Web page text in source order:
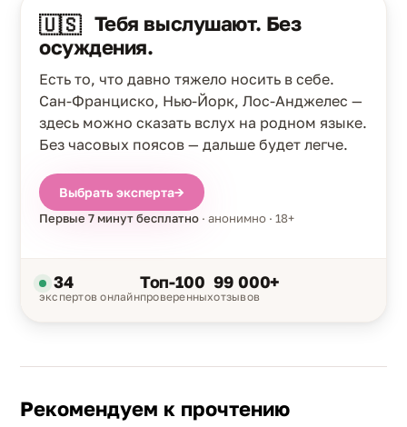
🇺🇸 Тебя выслушают. Без
осуждения.
Есть то, что давно тяжело носить в себе.
Сан-Франциско, Нью-Йорк, Лос-Анджелес —
здесь можно сказать вслух на родном языке.
Без часовых поясов — дальше будет легче.
Выбрать эксперта→
Первые 7 минут бесплатно · анонимно · 18+
34
экспертов онлайн
Топ-100
проверенных
99 000+
отзывов
Рекомендуем к прочтению